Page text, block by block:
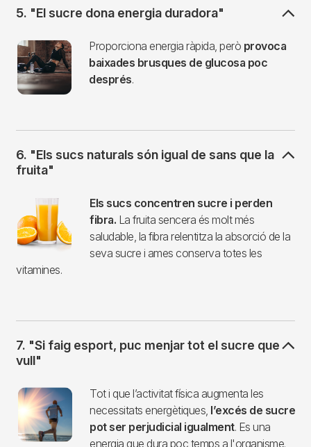
5. "El sucre dona energia duradora"
Imagen Proporciona energia ràpida, però provoca
baixades brusques de glucosa poc
després.
6. "Els sucs naturals són igual de sans que la
fruita"
Imagen
Els sucs concentren sucre i perden
fibra. La fruita sencera és molt més
saludable, la fibra relentitza la absorció de la
seva sucre i ames conserva totes les
vitamines.
7. "Si faig esport, puc menjar tot el sucre que
vull"
Imagen
Tot i que l’activitat física augmenta les
necessitats energètiques, l’excés de sucre
pot ser perjudicial igualment. Es una
energia que dura poc temps a l'organisme.